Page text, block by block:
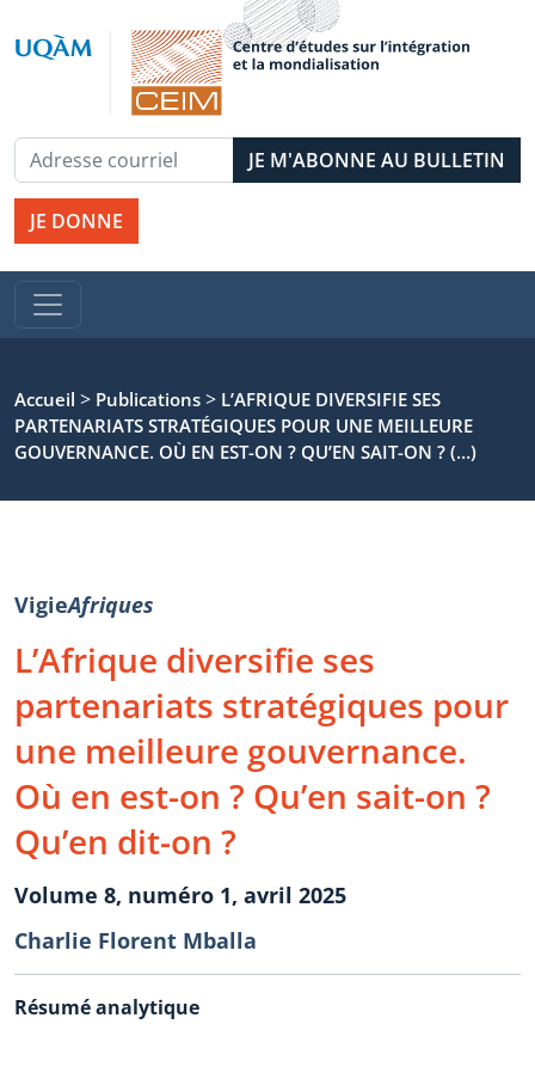
JE DONNE
Accueil > Publications > L’AFRIQUE DIVERSIFIE SES
PARTENARIATS STRATÉGIQUES POUR UNE MEILLEURE
GOUVERNANCE. OÙ EN EST-ON ? QU’EN SAIT-ON ? (…)
VigieAfriques
L’Afrique diversifie ses
partenariats stratégiques pour
une meilleure gouvernance.
Où en est-on ? Qu’en sait-on ?
Qu’en dit-on ?
Volume 8, numéro 1, avril 2025
Charlie Florent Mballa
Résumé analytique